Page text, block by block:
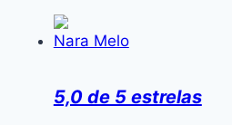
Nara Melo
5,0 de 5 estrelas